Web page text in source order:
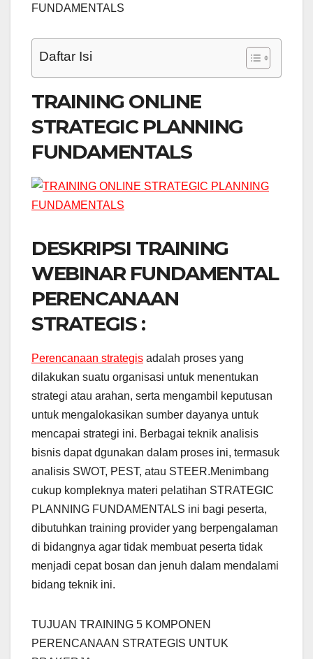
FUNDAMENTALS
Daftar Isi
TRAINING ONLINE
STRATEGIC PLANNING
FUNDAMENTALS
DESKRIPSI TRAINING
WEBINAR FUNDAMENTAL
PERENCANAAN
STRATEGIS :
Perencanaan strategis adalah proses yang
dilakukan suatu organisasi untuk menentukan
strategi atau arahan, serta mengambil keputusan
untuk mengalokasikan sumber dayanya untuk
mencapai strategi ini. Berbagai teknik analisis
bisnis dapat dgunakan dalam proses ini, termasuk
analisis SWOT, PEST, atau STEER.Menimbang
cukup kompleknya materi pelatihan STRATEGIC
PLANNING FUNDAMENTALS ini bagi peserta,
dibutuhkan training provider yang berpengalaman
di bidangnya agar tidak membuat peserta tidak
menjadi cepat bosan dan jenuh dalam mendalami
bidang teknik ini.
TUJUAN TRAINING 5 KOMPONEN
PERENCANAAN STRATEGIS UNTUK